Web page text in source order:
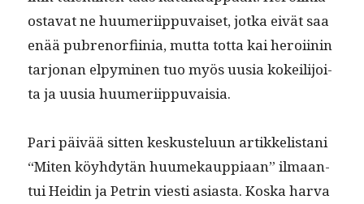
osta­vat ne huumeri­ip­pu­vaiset, jot­ka eivät saa
enää pub­renor­fi­inia, mut­ta tot­ta kai hero­i­inin
tar­jo­nan elpymi­nen tuo myös uusia kokeil­i­joi­
ta ja uusia huumeriippuvaisia.
Pari päivää sit­ten keskustelu­un artikke­lis­tani
“Miten köy­hdytän huumekaup­pi­aan” ilmaan­
tui Hei­din ja Petrin viesti asi­as­ta. Kos­ka har­va